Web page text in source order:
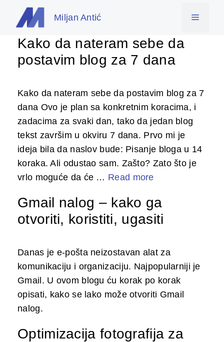
Miljan Antić Menu
Kako da nateram sebe da
postavim blog za 7 dana
Kako da nateram sebe da postavim blog za 7
dana Ovo je plan sa konkretnim koracima, i
zadacima za svaki dan, tako da jedan blog
tekst završim u okviru 7 dana. Prvo mi je
ideja bila da naslov bude: Pisanje bloga u 14
koraka. Ali odustao sam. Zašto? Zato što je
vrlo moguće da će … Read more
Gmail nalog – kako ga
otvoriti, koristiti, ugasiti
Danas je e-pošta neizostavan alat za
komunikaciju i organizaciju. Najpopularniji je
Gmail. U ovom blogu ću korak po korak
opisati, kako se lako može otvoriti Gmail
nalog.
Optimizacija fotografija za